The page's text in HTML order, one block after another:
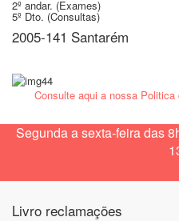
2º andar. (Exames)
5º Dto. (Consultas)
2005-141 Santarém
Consulte aqui a nossa Politica
Segunda a sexta-feira das
Livro reclamações